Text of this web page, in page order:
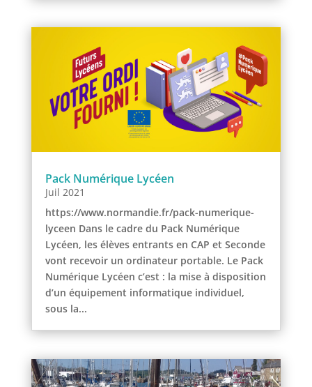
Pack Numérique Lycéen
Juil 2021
https://www.normandie.fr/pack-numerique-
lyceen Dans le cadre du Pack Numérique
Lycéen, les élèves entrants en CAP et Seconde
vont recevoir un ordinateur portable. Le Pack
Numérique Lycéen c’est : la mise à disposition
d’un équipement informatique individuel,
sous la...